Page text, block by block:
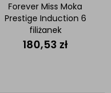
Forever Miss Moka
Prestige Induction 6
filiżanek
180,53 zł